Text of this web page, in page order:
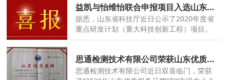
《合成橡胶液相混炼新技术开发及在绿色轮
胎中的应用》成果荣获中国石化联合会技术
发明一等奖。
益凯与怡维怡联合申报项目入选山东省重大科技创新工程
据悉，山东省科技厅近日公示了2020年度省
重点研发计划（重大科技创新工程）项目。
术开发及产业化”项目入选山东省重大科技创
新工程。
思通检测技术有限公司荣获山东优质服务品牌​&市级中小企业公共服务示范平台
思通检测技术有限公司近日双喜临门，荣获